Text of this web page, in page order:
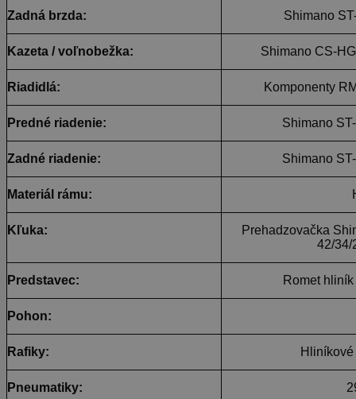
Zadná brzda: Shimano
Kazeta / voľnobežka: Shimano CS-
Riadidlá: Komponenty
Predné riadenie: Shimano
Zadné riadenie: Shimano
Materiál rámu:
Kľuka:
Prehadzovačka
42/34/
Predstavec: Romet
Pohon:
Rafiky:
Pneumatiky: